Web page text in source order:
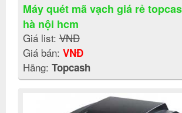
Máy quét mã vạch giá rẻ
hà nội hcm
Giá list:VNĐ
Giá bán: VNĐ
Hãng: Topcash